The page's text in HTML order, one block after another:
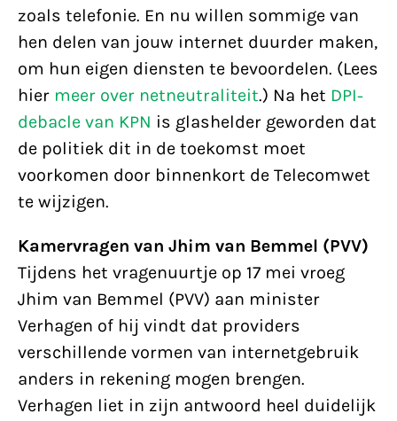
zoals telefonie. En nu willen sommige van
hen delen van jouw internet duurder maken,
om hun eigen diensten te bevoordelen. (Lees
hier meer over netneutraliteit.) Na het DPI-
debacle van KPN is glashelder geworden dat
de politiek dit in de toekomst moet
voorkomen door binnenkort de Telecomwet
te wijzigen.
Kamervragen van Jhim van Bemmel (PVV)
Tijdens het vragenuurtje op 17 mei vroeg
Jhim van Bemmel (PVV) aan minister
Verhagen of hij vindt dat providers
verschillende vormen van internetgebruik
anders in rekening mogen brengen.
Verhagen liet in zijn antwoord heel duidelijk